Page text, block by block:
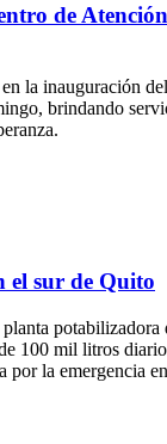
de
la inauguración
brindando
el sur de Quito
potabilizadora
100 mil litros
por la emergencia